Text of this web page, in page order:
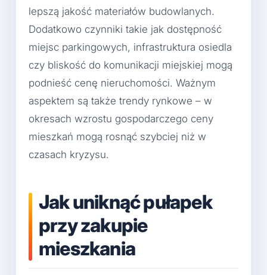
lepszą jakość materiałów budowlanych.
Dodatkowo czynniki takie jak dostępność
miejsc parkingowych, infrastruktura osiedla
czy bliskość do komunikacji miejskiej mogą
podnieść cenę nieruchomości. Ważnym
aspektem są także trendy rynkowe – w
okresach wzrostu gospodarczego ceny
mieszkań mogą rosnąć szybciej niż w
czasach kryzysu.
Jak uniknąć pułapek
przy zakupie
mieszkania